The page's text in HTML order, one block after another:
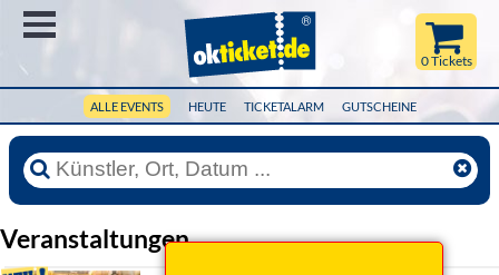
ALLE EVENTS HEUTE TICKETALARM GUTSCHEINE
0 Tickets
Veranstaltungen